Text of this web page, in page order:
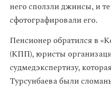
него сползли джинсы, и
сфотографировали его.
Пенсионер обратился в
(КПП), юристы
судмедэкспертизу,
Турсунбаева были